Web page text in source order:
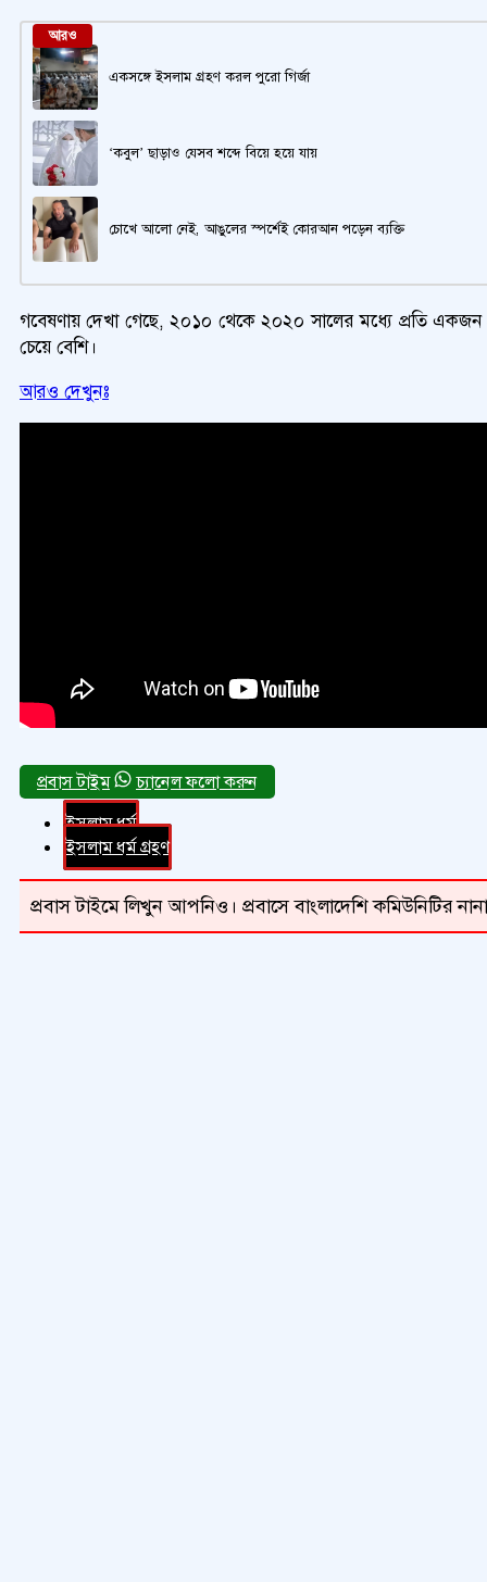
আরও
একসঙ্গে ইসলাম গ্রহণ করল পুরো গির্জা
‘কবুল’ ছাড়াও যেসব শব্দে বিয়ে হয়ে যায়
চোখে আলো নেই, আঙুলের স্পর্শেই কোরআন পড়েন ব্যক্তি
গবেষণায় দেখা গেছে, ২০১০ থেকে ২০২০ সালের মধ্যে প্রতি একজন
চেয়ে বেশি।
আরও দেখুনঃ
চ্যানেল ফলো করুন
ইসলাম ধর্ম
ইসলাম ধর্ম গ্রহণ
প্রবাস টাইমে লিখুন আপনিও। প্রবাসে বাংলাদেশি কমিউনিটির